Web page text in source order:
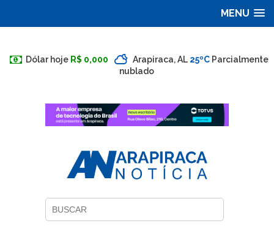
MENU
Dólar hoje R$ 0,000 Arapiraca, AL 25ºC Parcialmente
nublado